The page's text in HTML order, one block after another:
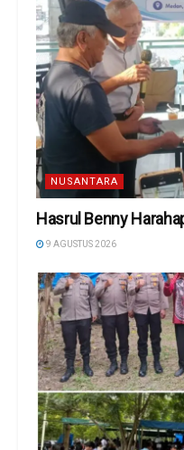
NUSANTARA
Hasrul Benny
9 AGUSTUS 2026